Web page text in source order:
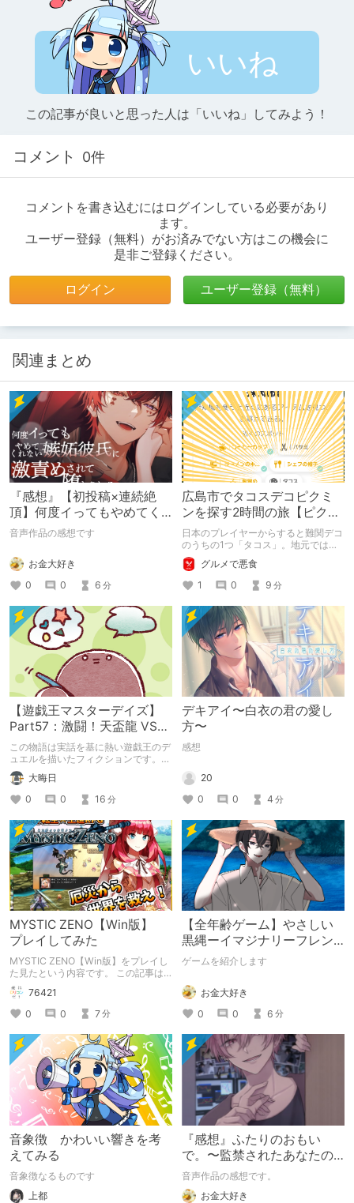
いいね
この記事が良いと思った人は「いいね」してみよう！
コメント 0件
コメントを書き込むにはログインしている必要があり
ます。
ユーザー登録（無料）がお済みでない方はこの機会に
是非ご登録ください。
ログイン ユーザー登録（無料）
関連まとめ
『感想』【初投稿×連続絶
頂】何度イってもやめてく
れない嫉妬彼氏に激責めさ
音声作品の感想です
お金大好き
0
0 6 分
広島市でタコスデコピクミ
ンを探す2時間の旅【ピクミ
ンブルーム / Pikmin
Bloom】
日本のプレイヤーからすると難関デコ
のうちの1つ「タコス」。地元では見
つけられなかった男が広島で探す旅を
お送りします。ねくすと5月のテーマ
「お出かけの記録」。
グルメで悪食
1
0 9 分
【遊戯王マスターデイズ】
Part57：激闘！天盃龍 VS
千年D【架空デュエル】
この物語は実話を基に熱い遊戯王のデ
ュエルを描いたフィクションです。
（自分用メモ：2025-05-14）
大晦日
0
0 16 分
デキアイ〜白衣の君の愛し
方〜
感想
20
0
0 4 分
MYSTIC ZENO【Win版】
プレイしてみた
MYSTIC ZENO【Win版】をプレイし
た見たという内容です。 この記事は
通常のクリエイターズ記事です。
76421
0
0 7分
【全年齢ゲーム】やさしい
黒縄ーイマジナリーフレン
ドの「彼」と過ごすおぼん
ゲームを紹介します
お金大好き
0
0 6 分
音象徴 かわいい響きを考
えてみる
音象徴なるものです
上都
『感想』ふたりのおもい
で。〜監禁されたあなたの
末路〜【がるまに限定特典
付き】
音声作品の感想です。
お金大好き